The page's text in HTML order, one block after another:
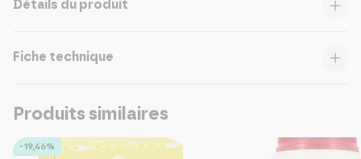
Détails du produit
Fiche technique
Produits similaires
-19,46%